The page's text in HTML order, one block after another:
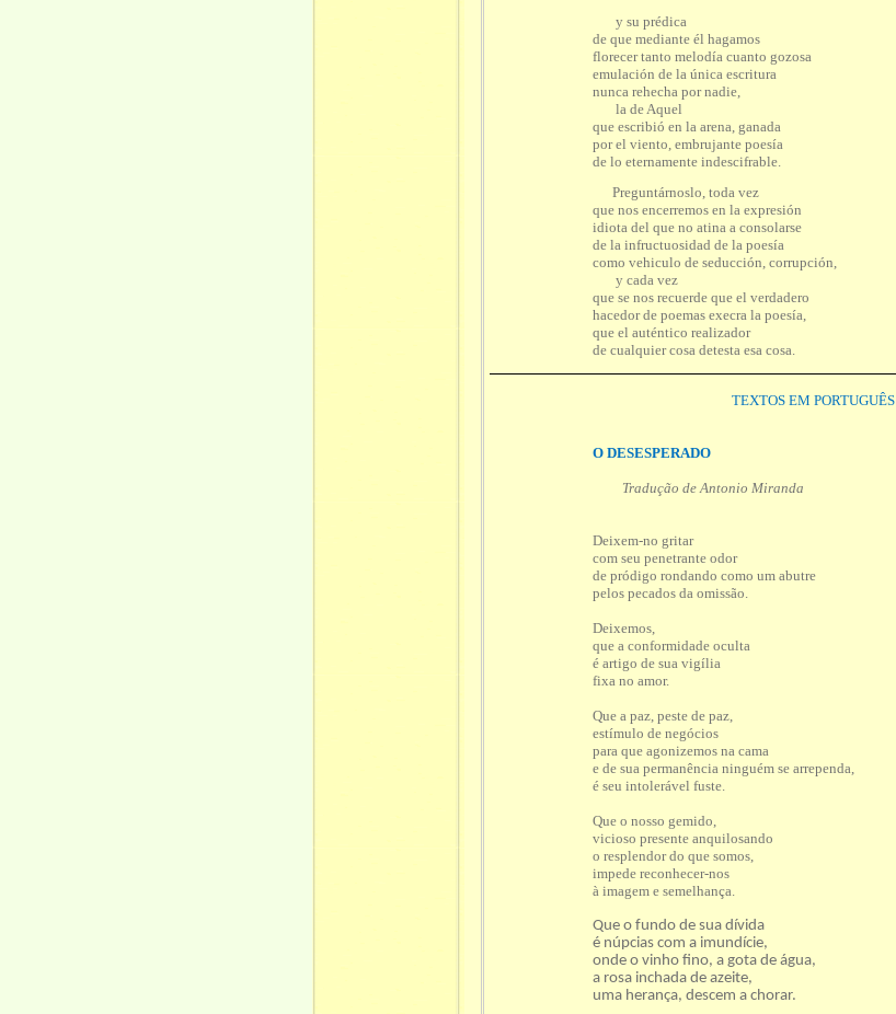
y su prédica
de que mediante él hagamos
florecer tanto melodía cuanto gozosa
emulación de la única escritura
nunca rehecha por nadie,
la de Aquel
que escribió en la arena, ganada
por el viento, embrujante poesía
de lo eternamente indescifrable.
Preguntárnoslo, toda vez
que nos encerremos en la expresión
idiota del que no atina a consolarse
de la infructuosidad de la poesía
como vehiculo de seducción, corrupción,
y cada vez
que se nos recuerde que el verdadero
hacedor de poemas execra la poesía,
que el auténtico realizador
de cualquier cosa detesta esa cosa.
TEXTOS EM PORTUGUÊS
O DESESPERADO
Tradução de Antonio Miranda
Deixem-no gritar
com seu penetrante odor
de pródigo rondando como um abutre
pelos pecados da omissão.
Deixemos,
que a conformidade oculta
é artigo de sua vigília
fixa no amor.
Que a paz, peste de paz,
estímulo de negócios
para que agonizemos na cama
e de sua permanência ninguém se arrependa,
é seu intolerável fuste.
Que o nosso gemido,
vicioso presente anquilosando
o resplendor do que somos,
impede reconhecer-nos
à imagem e semelhança.
Que o fundo de sua dívida
é núpcias com a imundície,
onde o vinho fino, a gota de água,
a rosa inchada de azeite,
uma herança, descem a chorar.